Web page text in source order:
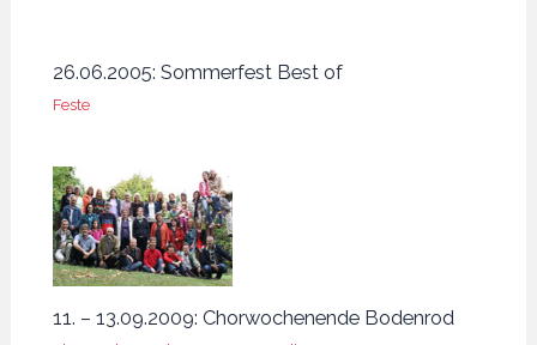
26.06.2005: Sommerfest Best of
Feste
11. – 13.09.2009: Chorwochenende Bodenrod